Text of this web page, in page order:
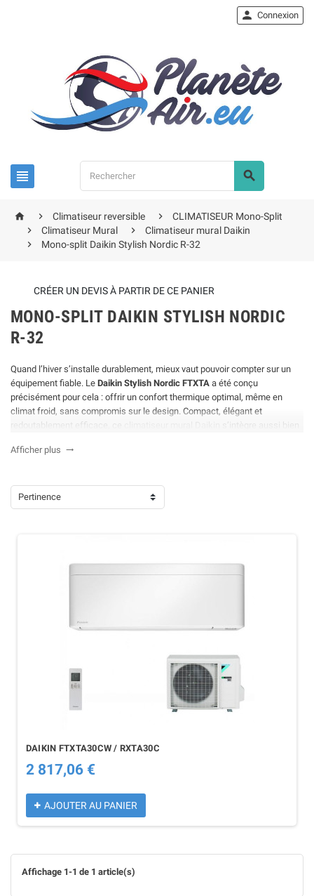
 
 Connexion
  Climatiseur reversible 
CLIMATISEUR Mono-Split

Climatiseur Mural 
Climatiseur mural Daikin

Mono-split Daikin Stylish Nordic R-32
CRÉER UN DEVIS À PARTIR DE CE PANIER
MONO-SPLIT DAIKIN STYLISH NORDIC
R-32
Quand l’hiver s’installe durablement, mieux vaut pouvoir compter sur un
équipement fiable. Le Daikin Stylish Nordic FTXTA a été conçu
précisément pour cela : offrir un confort thermique optimal, même en
climat froid, sans compromis sur le design. Compact, élégant et
s’intègre aussi bien
que les modèles disponibles. Besoin d’un conseil ou d’une installation clé
en main ? Nos équipes sont là pour vous accompagner.
Afficher plus 
Pertinence
DAIKIN FTXTA30CW / RXTA30C
2 817,06 €
AJOUTER AU PANIER
Affichage 1-1 de 1 article(s)